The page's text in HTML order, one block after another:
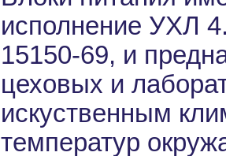
исполнение УХЛ
15150-69, и
цеховых и
искуственным
температур